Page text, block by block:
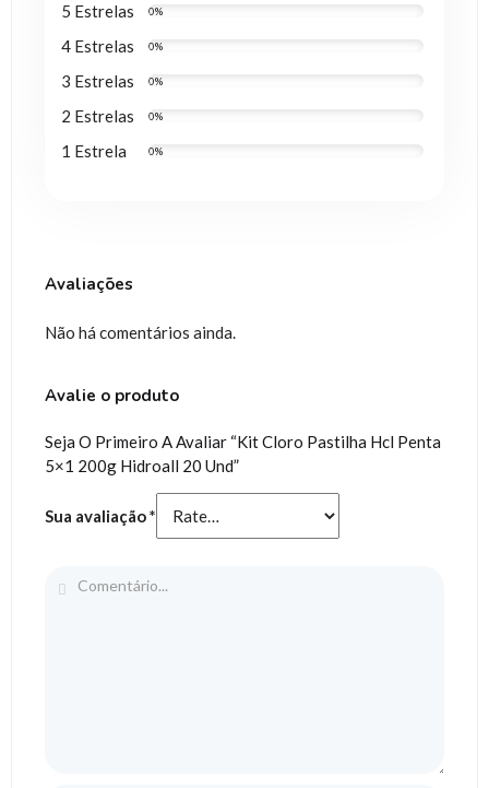
5 Estrelas 0%
4 Estrelas 0%
3 Estrelas 0%
2 Estrelas 0%
1 Estrela 0%
Avaliações
Não há comentários ainda.
Avalie o produto
Seja O Primeiro A Avaliar “Kit Cloro Pastilha Hcl Penta
5×1 200g Hidroall 20 Und”
Sua avaliação*